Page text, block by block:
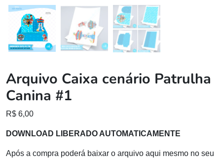
Arquivo Caixa cenário Patrulha
Canina #1
R$ 6,00
DOWNLOAD LIBERADO AUTOMATICAMENTE
Após a compra poderá baixar o arquivo aqui mesmo no seu